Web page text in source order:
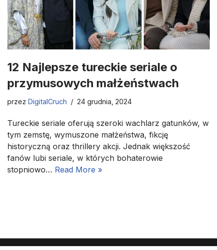
12 Najlepsze tureckie seriale o
przymusowych małżeństwach
przez DigitalCruch 24 grudnia, 2024
Tureckie seriale oferują szeroki wachlarz gatunków, w
tym zemstę, wymuszone małżeństwa, fikcję
historyczną oraz thrillery akcji. Jednak większość
fanów lubi seriale, w których bohaterowie
stopniowo… Read More »